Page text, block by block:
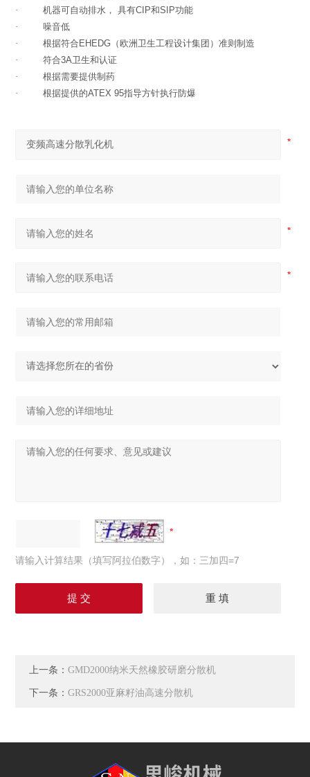
·
机器可自动排水， 具有CIP和SIP功能
·
噪音低
·
根据符合 EHEDG （欧洲卫生工程设计集团）准则制造
·
符合3A卫生和认证
·
根据需要提供制药
·
根据提供的ATEX 95指导方针执行防爆
请输入计算结果（填写阿拉伯数字），如：三加四=7
上一条：GMD2000纳米天然橡胶研磨分散机
下一条：GRS2000亚麻籽油高速分散机